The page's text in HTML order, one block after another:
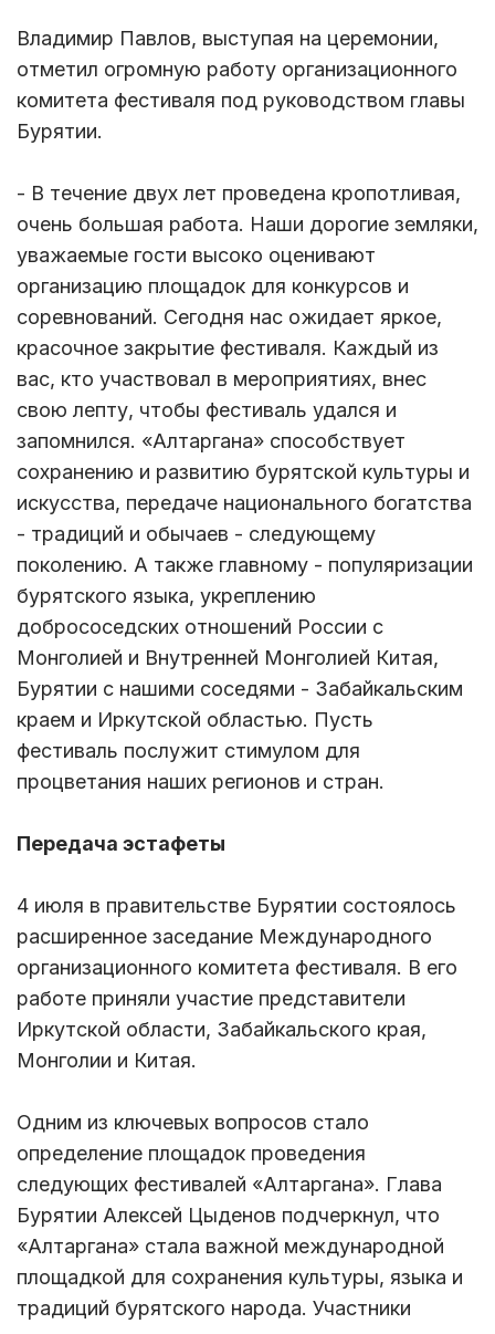
Владимир Павлов, выступая на церемонии,
отметил огромную работу организационного
комитета фестиваля под руководством главы
Бурятии.
- В течение двух лет проведена кропотливая,
очень большая работа. Наши дорогие земляки,
уважаемые гости высоко оценивают
организацию площадок для конкурсов и
соревнований. Сегодня нас ожидает яркое,
красочное закрытие фестиваля. Каждый из
вас, кто участвовал в мероприятиях, внес
свою лепту, чтобы фестиваль удался и
запомнился. «Алтаргана» способствует
сохранению и развитию бурятской культуры и
искусства, передаче национального богатства
- традиций и обычаев - следующему
поколению. А также главному - популяризации
бурятского языка, укреплению
добрососедских отношений России с
Монголией и Внутренней Монголией Китая,
Бурятии с нашими соседями - Забайкальским
краем и Иркутской областью. Пусть
фестиваль послужит стимулом для
процветания наших регионов и стран.
Передача эстафеты
4 июля в правительстве Бурятии состоялось
расширенное заседание Международного
организационного комитета фестиваля. В его
работе приняли участие представители
Иркутской области, Забайкальского края,
Монголии и Китая.
Одним из ключевых вопросов стало
определение площадок проведения
следующих фестивалей «Алтаргана». Глава
Бурятии Алексей Цыденов подчеркнул, что
«Алтаргана» стала важной международной
площадкой для сохранения культуры, языка и
традиций бурятского народа. Участники